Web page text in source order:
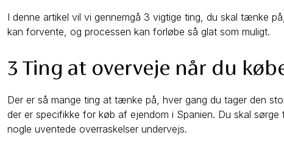
I denne artikel vil vi gennemgå 3 vigtige ting, du skal tænke
kan forvente, og processen kan forløbe så glat som muligt.
3 Ting at overveje når du
Der er så mange ting at tænke på, hver gang du tager den
der er specifikke for køb af ejendom i Spanien. Du skal
nogle uventede overraskelser undervejs.